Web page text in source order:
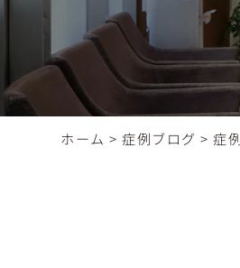
ホーム >症例ブログ >症